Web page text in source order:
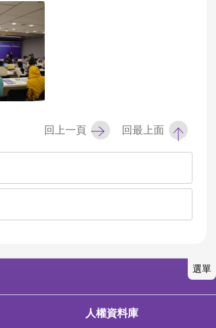
回上一頁 回最上面
選單
人權資料庫